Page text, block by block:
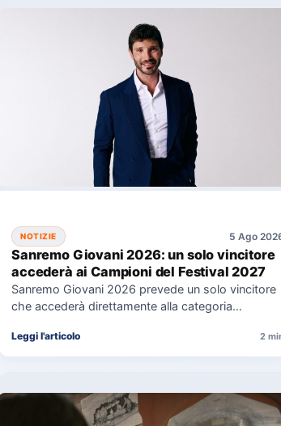
NOTIZIE 5 Ago
Sanremo Giovani 2026: un solo vincitore
accederà ai Campioni del Festival 2027
Sanremo Giovani 2026 prevede un solo vincitore
che accederà direttamente alla categoria
Leggi l'articolo 2